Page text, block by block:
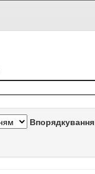
Впорядкування